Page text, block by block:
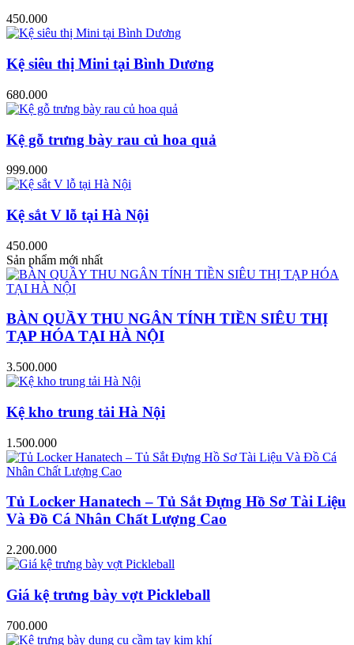
450.000
Kệ siêu thị Mini tại Bình Dương
680.000
Kệ gỗ trưng bày rau củ hoa quả
999.000
Kệ sắt V lỗ tại Hà Nội
450.000
Sản phẩm mới nhất
BÀN QUẦY THU NGÂN TÍNH TIỀN SIÊU THỊ
TẠP HÓA TẠI HÀ NỘI
3.500.000
Kệ kho trung tải Hà Nội
1.500.000
Tủ Locker Hanatech – Tủ Sắt Đựng Hồ Sơ Tài Liệu
Và Đồ Cá Nhân Chất Lượng Cao
2.200.000
Giá kệ trưng bày vợt Pickleball
700.000